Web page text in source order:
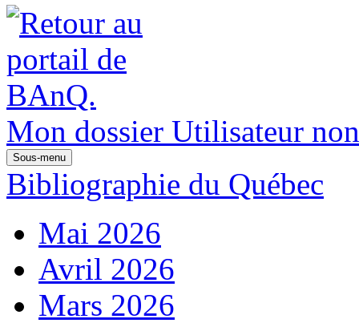
Mon dossier Utilisateur
Sous-menu
Bibliographie du Québec
Mai 2026
Avril 2026
Mars 2026